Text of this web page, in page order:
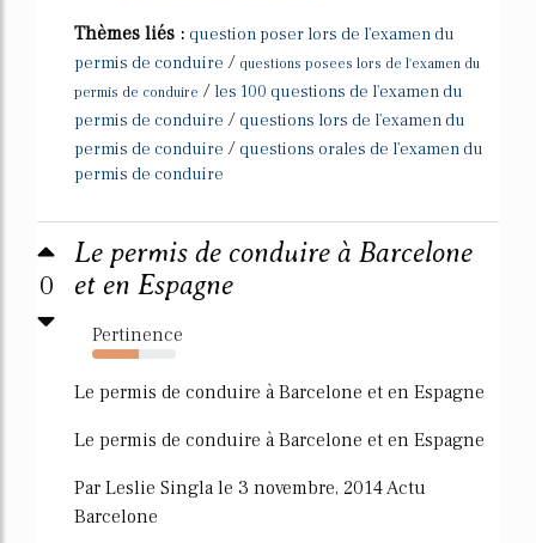
Thèmes liés : question poser lors de l'examen du
permis de conduire / questions posees lors de l'examen du
permis de conduire / les 100 questions de l'examen du
permis de conduire / questions lors de l'examen du
permis de conduire / questions orales de l'examen du
permis de conduire
0
Le permis de conduire à Barcelone
et en Espagne
Pertinence
56%
Le permis de conduire à Barcelone et en Espagne
Le permis de conduire à Barcelone et en Espagne
Par Leslie Singla le 3 novembre, 2014 Actu
Barcelone